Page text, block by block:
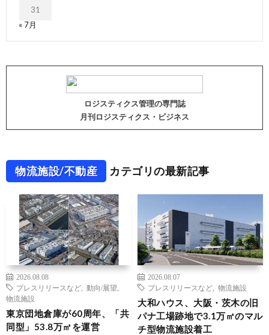
31
« 7月
ロジスティクス管理の専門誌
月刊ロジスティクス・ビジネス
物流施設/不動産 カテゴリの最新記事
2026.08.08
プレスリリースなど
動向/展望
物流施設
東京団地倉庫が60周年、「共
同型」53.8万㎡を運営
2026.08.07
プレスリリースなど
物流施設
大和ハウス、大阪・茨木の旧
パナ工場跡地で3.1万㎡のマル
チ型物流施設着工